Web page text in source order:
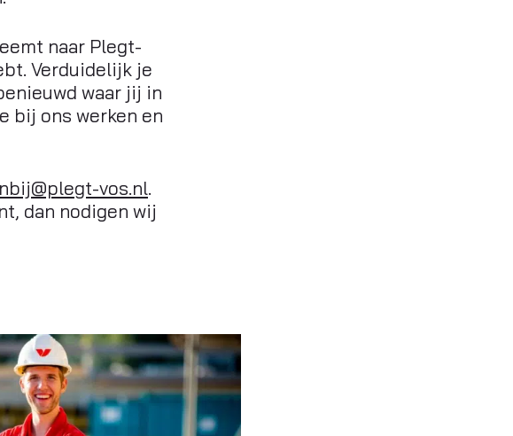
naar Plegt-
Verduidelijk je
waar jij in
bij ons werken en
vos.nl.
dan nodigen wij